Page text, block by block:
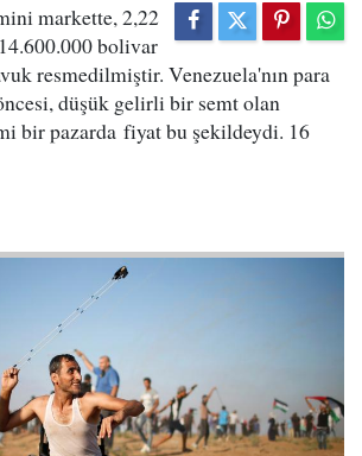
markette, 2,22
bolivar
resmedilmiştir. Venezuela'nın para
düşük gelirli bir semt olan
bir pazarda fiyat bu şekildeydi. 16